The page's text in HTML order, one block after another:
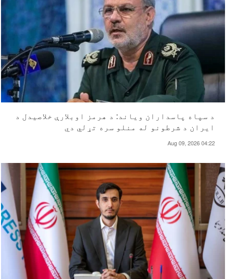
د سپاه پاسداران ویاند: د هرمز اوبلارې خلاصیدل د
ایران د شرطونو له منلو سره تړلي دي
Aug 09, 2026 04:22